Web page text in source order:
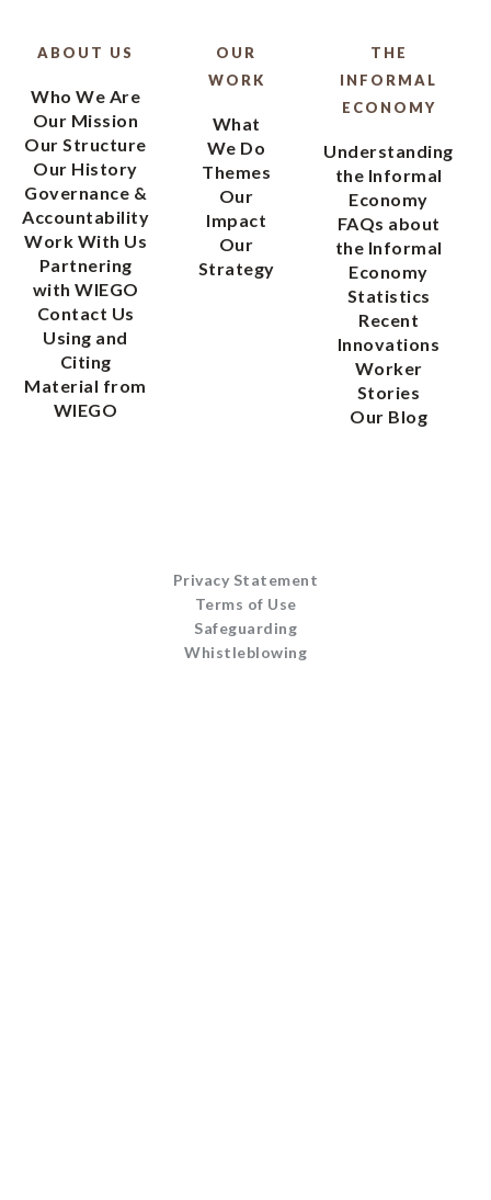
ABOUT US
Who We Are
Our Mission
Our Structure
Our History
Governance &
Accountability
Work With Us
Partnering
with WIEGO
Contact Us
Using and
Citing
Material from
WIEGO
OUR
WORK
What
We Do
Themes
Our
Impact
Our
Strategy
THE
INFORMAL
ECONOMY
Understanding
the Informal
Economy
FAQs about
the Informal
Economy
Statistics
Recent
Innovations
Worker
Stories
Our Blog
Privacy Statement
Terms of Use
Safeguarding
Whistleblowing